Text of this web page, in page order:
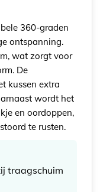
360-graden
ontspanning.
wat zorgt voor
De
kussen extra
wordt het
en oordoppen,
te rusten.
traagschuim